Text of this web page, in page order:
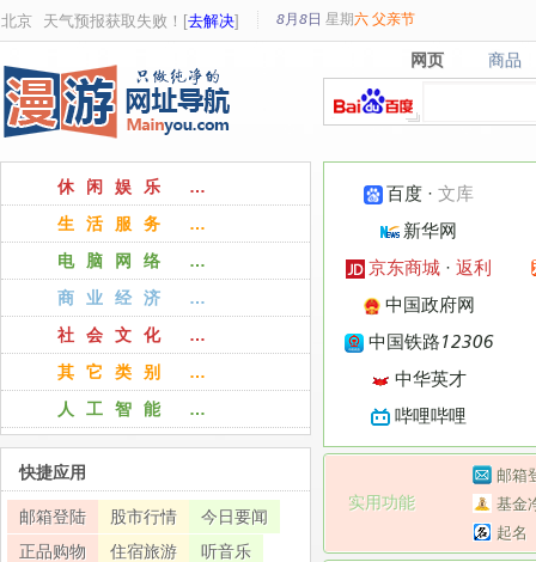
北京 天气预报获取失败！[去解决] 8月8日 星期六 父亲节
网页
网页 商品
商品
百度 ·文库
新华网
京东商城 ·返利
中国政府网
中国铁路12306
中华英才
哔哩哔哩
实用功能
邮箱
基金
起名
休闲娱乐 …
生活服务 …
电脑网络 …
商业经济 …
社会文化 …
其它类别 …
人工智能 …
快捷应用
邮箱登陆 股市行情
今日要闻
正品购物
住宿旅游
听音乐